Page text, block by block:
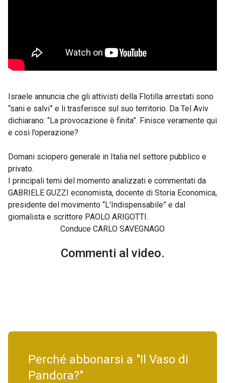
Israele annuncia che gli attivisti della Flotilla arrestati sono
“sani e salvi” e li trasferisce sul suo territorio. Da Tel Aviv
dichiarano: “La provocazione è finita”. Finisce veramente qui
e così l’operazione?
Domani sciopero generale in Italia nel settore pubblico e
privato.
I principali temi del momento analizzati e commentati da
GABRIELE GUZZI economista, docente di Storia Economica,
presidente del movimento “L’Indispensabile” e dal
giornalista e scrittore PAOLO ARIGOTTI.
Conduce CARLO SAVEGNAGO
Commenti al video.
Perché abbonarsi a "Il Vaso di
Pandora?"